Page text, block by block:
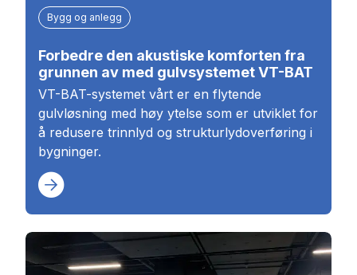
Bygg og anlegg
Forbedre den akustiske komforten fra
grunnen av med gulvsystemet VT-BAT
VT-BAT-systemet vårt er en flytende
gulvløsning med høy ytelse som er utviklet for
å redusere trinnlyd og strukturlydoverføring i
bygninger.